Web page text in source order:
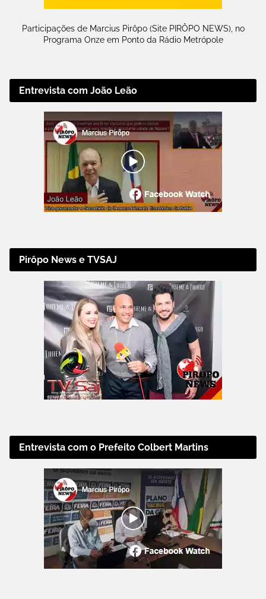
Participações de Marcius Pirôpo (Site PIRÔPO NEWS), no
Programa Onze em Ponto da Rádio Metrópole
Entrevista com João Leão
Pirôpo News e TVSAJ
Entrevista com o Prefeito Colbert Martins